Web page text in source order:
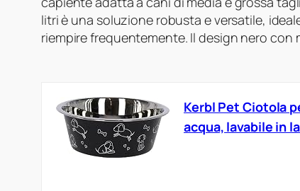
litri è una soluzione robusta e versatile,
riempire frequentemente. Il design nero
Kerbl Pet Ciotola
acqua, lavabile in